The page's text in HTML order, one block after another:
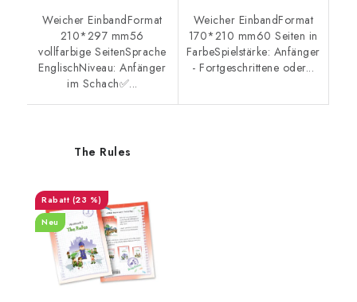
Weicher EinbandFormat
210*297 mm56
vollfarbige SeitenSprache
EnglischNiveau: Anfänger
im Schach✅...
Weicher EinbandFormat
170*210 mm60 Seiten in
FarbeSpielstärke: Anfänger
- Fortgeschrittene oder...
The Rules
(23 %)
Neu